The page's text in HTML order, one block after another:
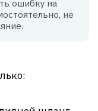
ошибку на
не